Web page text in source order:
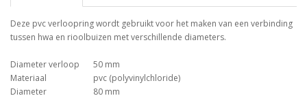
Deze pvc verloopring wordt gebruikt voor het maken van een verbinding
tussen hwa en rioolbuizen met verschillende diameters.
Diameter verloop
50 mm
Materiaal
pvc (polyvinylchloride)
Diameter
80 mm